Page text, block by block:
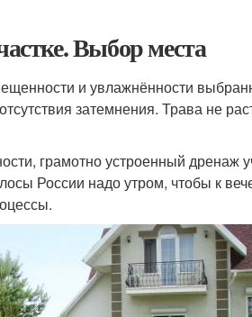
Выбор места
и увлажнённости
затемнения. Трава не
грамотно устроенный дренаж
России надо утром, чтобы к